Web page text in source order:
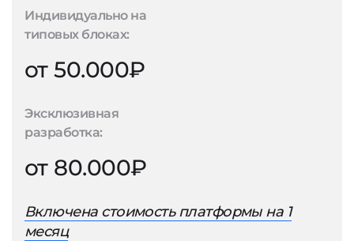
Индивидуально на
типовых блоках:
от 50.000₽
Эксклюзивная
разработка:
от 80.000₽
Включена стоимость платформы на 1
месяц